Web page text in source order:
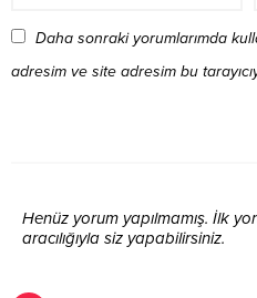
Daha sonraki yorumlarımda
adresim ve site adresim bu
Henüz yorum yapılmamış. İlk
aracılığıyla siz yapabilirsiniz.